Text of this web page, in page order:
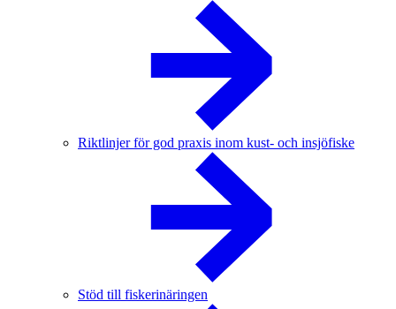
Riktlinjer för god praxis inom kust- och insjöfiske
Stöd till fiskerinäringen